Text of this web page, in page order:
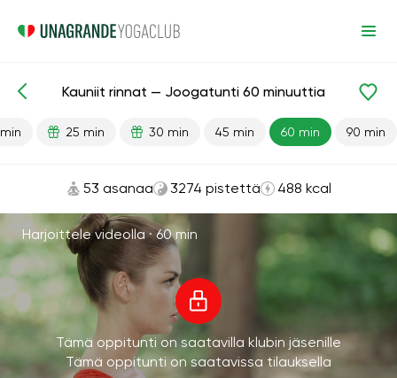
Valmiit oppitunnit Rinta
Kauniit rinnat — Joogatunti 60 minuuttia
25 min 30 min 45 min 60 min 90 min
53 asanaa 3274 pistettä 488 kcal
Harjoittele videolla ·60 min
Tämä oppitunti on saatavilla klubin jäsenille
Tämä oppitunti on saatavissa tilauksella